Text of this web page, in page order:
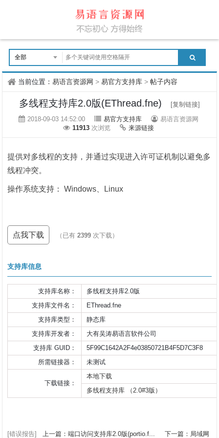
当前位置：易语言资源网 >易官方支持库 >帖子内容
多线程支持库2.0版(EThread.fne)
[复制链接]
2018-09-03 14:52:00
易官方支持库
易语言资源网
11913 次浏览 来源链接
提供对多线程的支持，并通过实现进入许可证机制以避免多
线程冲突。
操作系统支持： Windows、Linux
点我下载 （已有2399 次下载）
支持库信息
支持库名称：
多线程支持库2.0版
支持库文件名：
EThread.fne
支持库类型：
静态库
支持库开发者：
大有吴涛易语言软件公司
支持库 GUID：
5F99C1642A2F4e03850721B4F5D7C3F8
所需链接器：
未测试
下载链接：
本地下载
多线程支持库 （2.0#3版）
[错误报告] 上一篇：端口访问支持库2.0版(portio.f... 下一篇：局域网